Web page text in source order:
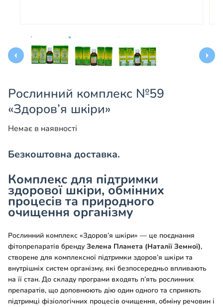
Рослинний комплекс №59
«Здоров’я шкіри»
Немає в наявності
Безкоштовна доставка.
Комплекс для підтримки
здорової шкіри, обмінних
процесів та природного
очищення організму
Рослинний комплекс «Здоров’я шкіри» — це поєднання
фітопрепаратів бренду Зелена Планета (Наталії Земної),
створене для комплексної підтримки здоров’я шкіри та
внутрішніх систем організму, які безпосередньо впливають
на її стан. До складу програми входять п’ять рослинних
препаратів, що доповнюють дію один одного та сприяють
підтримці фізіологічних процесів очищення, обміну речовин і